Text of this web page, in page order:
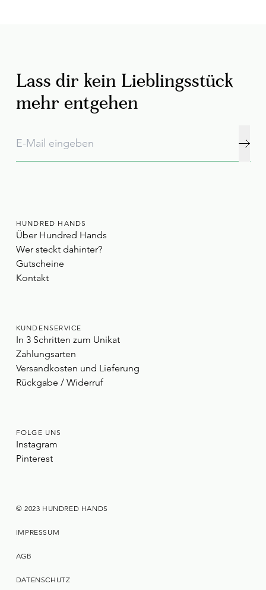
HUNDRED HANDS
Über Hundred Hands
Wer steckt dahinter?
Gutscheine
Kontakt
KUNDENSERVICE
In 3 Schritten zum Unikat
Zahlungsarten
Versandkosten und Lieferung
Rückgabe / Widerruf
FOLGE UNS
Instagram
Pinterest
Lass dir kein Lieblingsstück
mehr entgehen
© 2023 HUNDRED HANDS
IMPRESSUM
AGB
DATENSCHUTZ